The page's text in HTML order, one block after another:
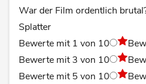
War der Film ordentlich
Splatter
Bewerte mit 1 von 10
Bewerte mit 3 von 10
Bewerte mit 5 von 10